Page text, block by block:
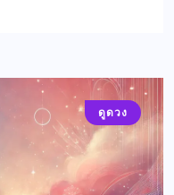
ดูดวง